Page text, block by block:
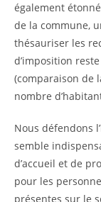
également
de la commune,
thésauriser les
d’imposition
(comparaison de
nombre
Nous défendons
semble
d’accueil et de
pour les
présentes sur le